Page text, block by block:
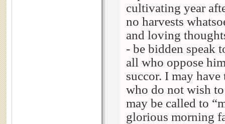
cultivating year
no harvests
and loving
- be bidden speak
all who oppose
succor. I may
who do not wish
may be called to
glorious morning